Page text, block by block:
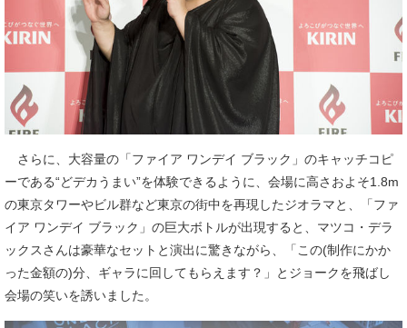
さらに、大容量の「ファイア ワンデイ ブラック」のキャッチコピ
ーである“どデカうまい”を体験できるように、会場に高さおよそ1.8m
の東京タワーやビル群など東京の街中を再現したジオラマと、「ファ
イア ワンデイ ブラック」の巨大ボトルが出現すると、マツコ・デラ
ックスさんは豪華なセットと演出に驚きながら、「この(制作にかか
った金額の)分、ギャラに回してもらえます？」とジョークを飛ばし
会場の笑いを誘いました。